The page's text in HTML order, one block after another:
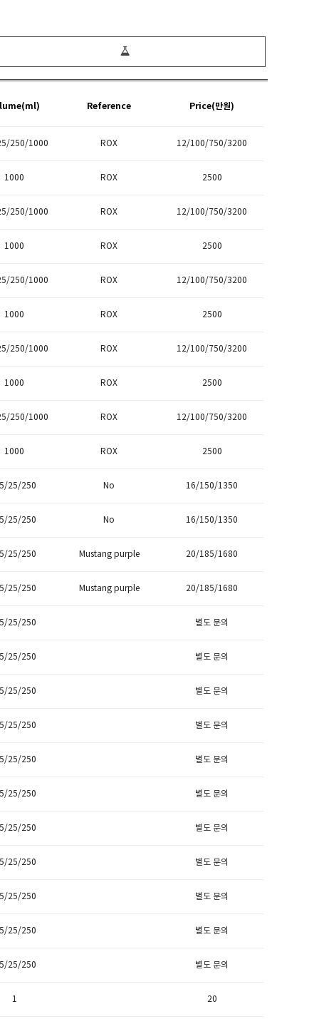
Reference Price(만원)
25/250 No 16/150/1350
25/250 Mustang purple 20/185/1680
25/250 Mustang purple 20/185/1680
25/250 별도 문의
25/250 별도 문의
25/250 별도 문의
25/250 별도 문의
25/250 별도 문의
25/250 별도 문의
25/250 별도 문의
25/250 별도 문의
25/250 별도 문의
25/250 별도 문의
25/250 별도 문의
1 20
250/1000 ROX 12/100/750/3200
1000 ROX 2500
250/1000 ROX 12/100/750/3200
1000 ROX 2500
250/1000 ROX 12/100/750/3200
1000 ROX 2500
250/1000 ROX 12/100/750/3200
1000 ROX 2500
250/1000 ROX 12/100/750/3200
1000 ROX 2500
25/250 No 16/150/1350